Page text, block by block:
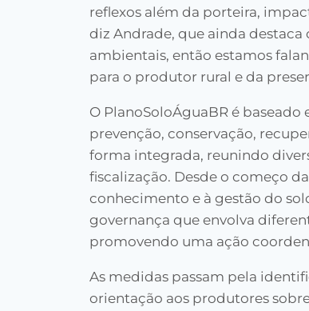
reflexos além da porteira,
diz Andrade, que ainda
ambientais, então estamos
para o produtor rural e da
O PlanoSoloÁguaBR é
prevenção, conservação,
forma integrada, reunindo
fiscalização. Desde o começo
conhecimento e à gestão do
governança que envolva
promovendo uma ação
As medidas passam pela
orientação aos produtores